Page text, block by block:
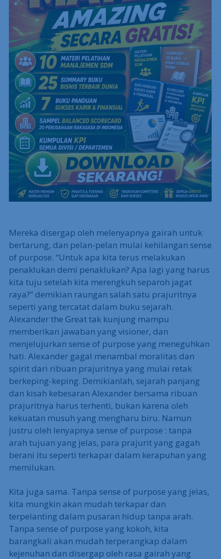
Mereka disergap oleh melenyapnya gairah untuk
bertarung, dan pelan-pelan mulai kehilangan sense
of purpose. “Untuk apa kita terus melakukan
penaklukan demi penaklukan? Apa lagi yang harus
kita tuju setelah kita merengkuh separoh jagat
raya?” demikian raungan salah satu prajuritnya
seperti yang tercatat dalam buku sejarah.
Alexander the Great tak kunjung mampu
memberikan jawaban yang visioner, dan
menjelujurkan sense of purpose yang meneguhkan
hati. Alexander gagal menambal moralitas dan
spirit dari ribuan prajuritnya yang mulai retak
berkeping-keping. Demikianlah, sejarah panjang
dan kisah kebesaran Alexander bersama ribuan
prajuritnya harus terhenti, bukan karena oleh
kekuatan musuh yang mengharu biru. Namun
justru oleh lenyapnya sense of purpose : tanpa
arah tujuan yang jelas, para prajurit yang gagah
berani itu seperti terkapar dalam kerapuhan yang
memilukan.
Kita juga sama. Tanpa sense of purpose yang jelas,
kita mungkin akan mudah terkapar dan
terpelanting dalam pusaran hidup tanpa arah.
Tanpa sense of purpose yang kokoh, kita
barangkali akan mudah terperangkap dalam
kejenuhan dan disergap oleh rasa gairah yang